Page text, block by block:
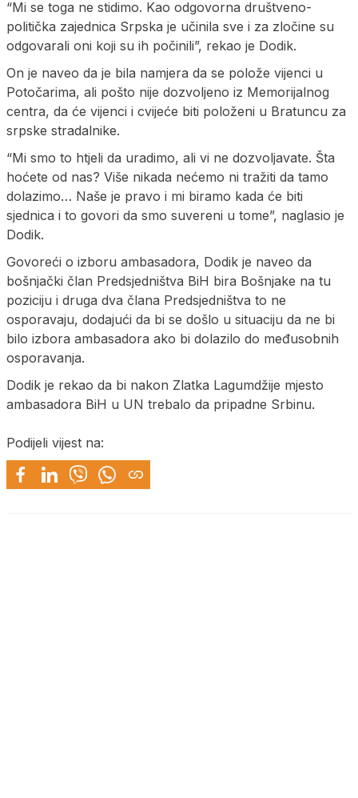
“Mi se toga ne stidimo. Kao odgovorna društveno-
politička zajednica Srpska je učinila sve i za zločine su
odgovarali oni koji su ih počinili”, rekao je Dodik.
On je naveo da je bila namjera da se polože vijenci u
Potočarima, ali pošto nije dozvoljeno iz Memorijalnog
centra, da će vijenci i cvijeće biti položeni u Bratuncu za
srpske stradalnike.
“Mi smo to htjeli da uradimo, ali vi ne dozvoljavate. Šta
hoćete od nas? Više nikada nećemo ni tražiti da tamo
dolazimo… Naše je pravo i mi biramo kada će biti
sjednica i to govori da smo suvereni u tome”, naglasio je
Dodik.
Govoreći o izboru ambasadora, Dodik je naveo da
bošnjački član Predsjedništva BiH bira Bošnjake na tu
poziciju i druga dva člana Predsjedništva to ne
osporavaju, dodajući da bi se došlo u situaciju da ne bi
bilo izbora ambasadora ako bi dolazilo do međusobnih
osporavanja.
Dodik je rekao da bi nakon Zlatka Lagumdžije mjesto
ambasadora BiH u UN trebalo da pripadne Srbinu.
Podijeli vijest na: